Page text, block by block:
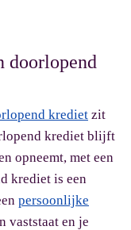
doorlopend
krediet zit
krediet blijft
opneemt, met een
krediet is een
persoonlijke
vaststaat en je